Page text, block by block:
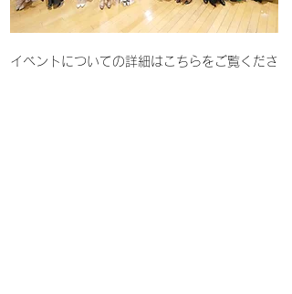
イベントについての詳細はこちらをご覧くださ